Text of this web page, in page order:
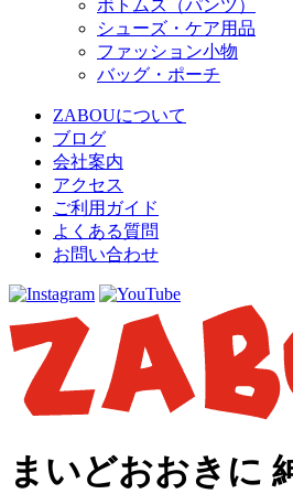
ボトムス（パンツ）
シューズ・ケア用品
ファッション小物
バッグ・ポーチ
ZABOUについて
ブログ
会社案内
アクセス
ご利用ガイド
よくある質問
お問い合わせ
まいどおおきに